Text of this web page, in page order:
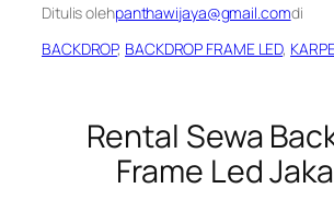
Ditulis olehpanthawijaya@gmail.comdi
BACKDROP, BACKDROP FRAME LED,
Rental Sewa
Frame Led